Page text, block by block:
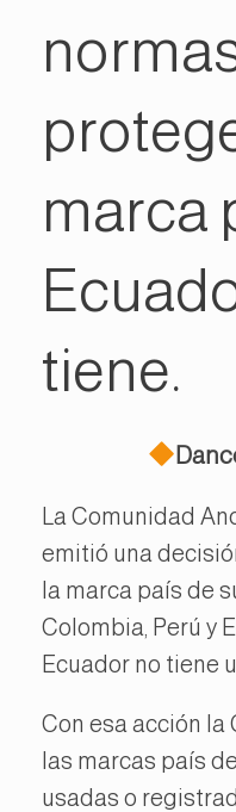
marca
tiene.
La Comunidad
emitió una
la marca país de
Colombia, Perú y
Ecuador no tiene
Con esa acción la
las marcas país
usadas o